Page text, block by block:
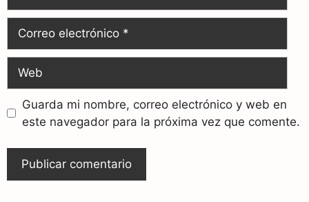
Guarda mi nombre, correo electrónico y web en
este navegador para la próxima vez que comente.